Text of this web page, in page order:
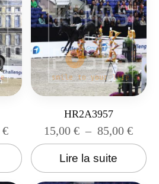
€
HR2A3957
15,00€ – 85,00€
Lire la suite